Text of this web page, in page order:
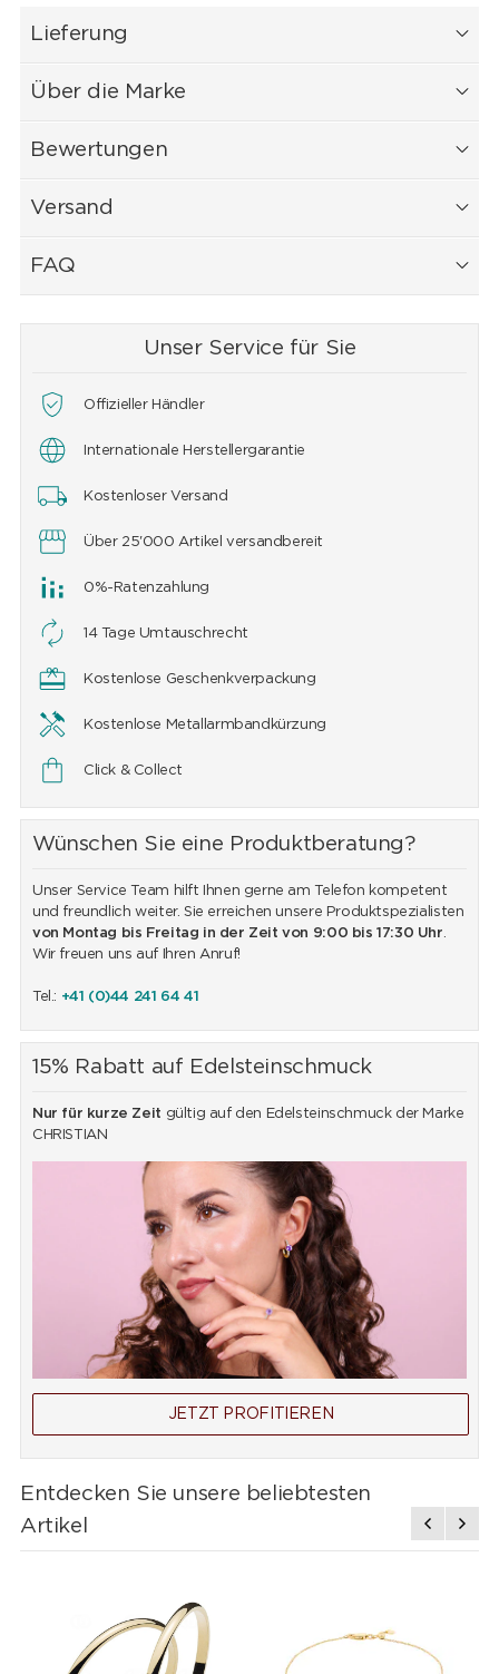
Lieferung
Über die Marke
Bewertungen
Versand
FAQ
Unser Service für Sie
Offizieller Händler
Internationale Herstellergarantie
Kostenloser Versand
Über 25'000 Artikel versandbereit
0%-Ratenzahlung
14 Tage Umtauschrecht
Kostenlose Geschenkverpackung
Kostenlose Metallarmbandkürzung
Click & Collect
Wünschen Sie eine Produktberatung?
Unser Service Team hilft Ihnen gerne am Telefon kompetent
und freundlich weiter. Sie erreichen unsere Produktspezialisten
von Montag bis Freitag in der Zeit von 9:00 bis 17:30 Uhr.
Wir freuen uns auf Ihren Anruf!
Tel.: +41 (0)44 241 64 41
15% Rabatt auf Edelsteinschmuck
Nur für kurze Zeit gültig auf den Edelsteinschmuck der Marke
CHRISTIAN
JETZT PROFITIEREN
Entdecken Sie unsere beliebtesten
Artikel